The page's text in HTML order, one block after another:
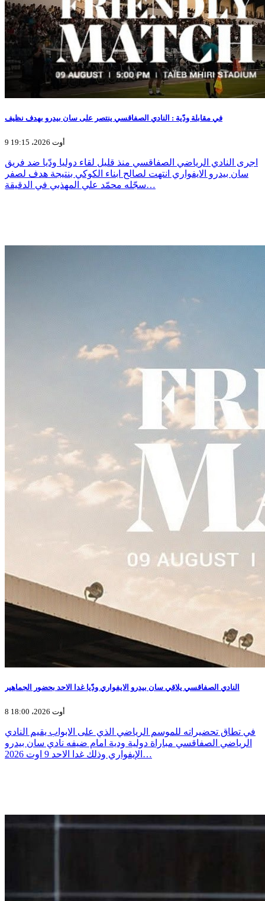
في مقابلة ودّية : النادي الصفاقسي ينتصر على سان بيدرو بهدف نظيف
9 أوت 2026، 19:15
اجرى النادي الرياضي الصفاقسي منذ قليل لقاء دوليا ودّيا ضد فريق
سان بيدرو الايفواري انتهت لصالح ابناء الكوكي بنتيجة هدف لصفر
سجّله محمّد علي المهذبي في الدقيقة…
النادي الصفاقسي يلاقي سان بيدرو الايفواري ودّيا غدا الاحد بحضور الجماهير
8 أوت 2026، 18:00
في تطاق تحضيراته للموسم الرياضي الذي على الابواب يقيم النادي
الرياضي الصفاقسي مباراة دولية ودية امام ضيفه نادي سان بيدرو
الإيفواري وذلك غدا الاحد 9 اوت 2026…